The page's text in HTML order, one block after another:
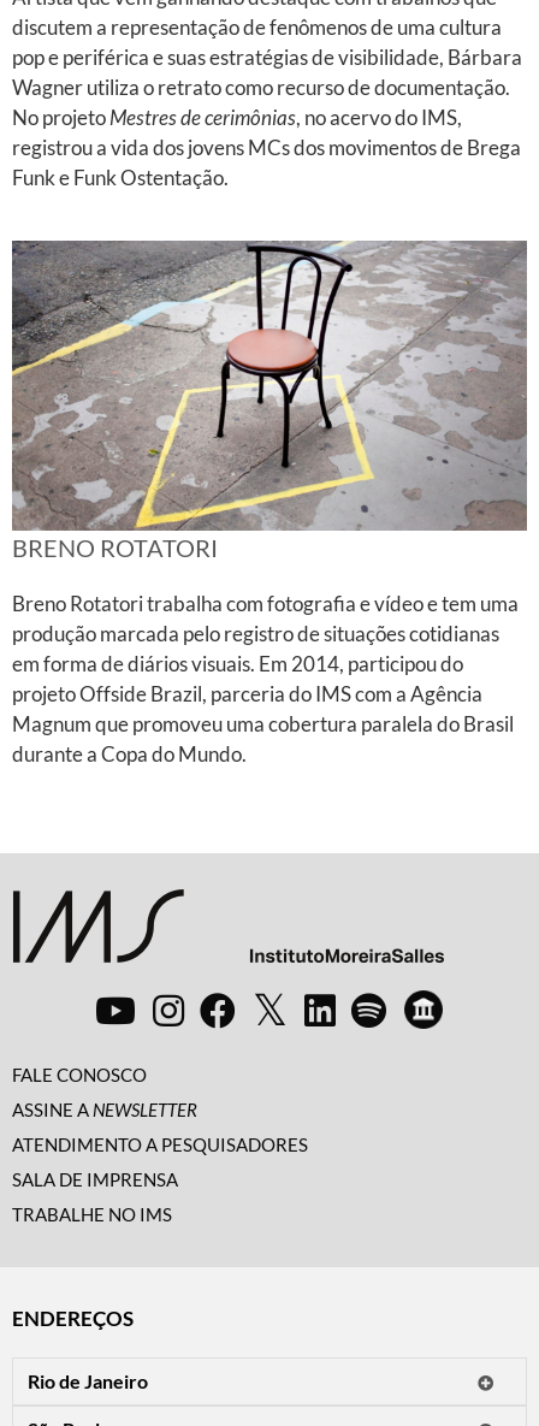
discutem a representação de fenômenos de uma cultura
pop e periférica e suas estratégias de visibilidade, Bárbara
Wagner utiliza o retrato como recurso de documentação.
No projetoMestres de cerimônias, no acervo do IMS,
registrou a vida dos jovens MCs dos movimentos de Brega
Funk e Funk Ostentação.
BRENO ROTATORI
Breno Rotatori trabalha com fotografia e vídeo e tem uma
produção marcada pelo registro de situações cotidianas
em forma de diários visuais. Em 2014, participou do
projeto Offside Brazil, parceria do IMS com a Agência
Magnum que promoveu uma cobertura paralela do Brasil
durante a Copa do Mundo.
FALE CONOSCO
ASSINE A NEWSLETTER
ATENDIMENTO A PESQUISADORES
SALA DE IMPRENSA
TRABALHE NO IMS
ENDEREÇOS
Rio de Janeiro